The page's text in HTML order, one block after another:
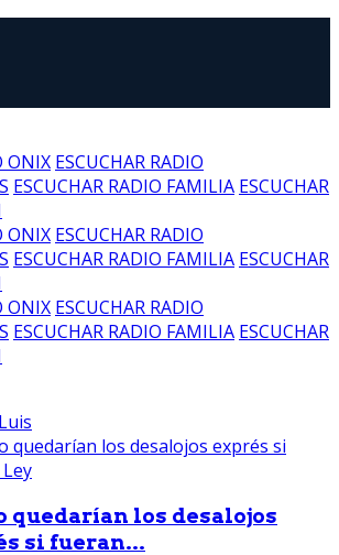
ONIX ESCUCHAR RADIO
ESCUCHAR RADIO FAMILIA ESCUCHAR
ONIX ESCUCHAR RADIO
ESCUCHAR RADIO FAMILIA ESCUCHAR
ONIX ESCUCHAR RADIO
ESCUCHAR RADIO FAMILIA ESCUCHAR
quedarían los desalojos
si fueran...